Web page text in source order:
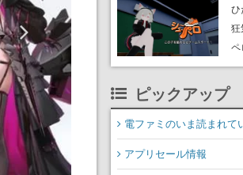
愛
描
ひ
狂
ペ
ン
前
ト
ピックアップ
電ファミのいま読まれて
アプリセール情報